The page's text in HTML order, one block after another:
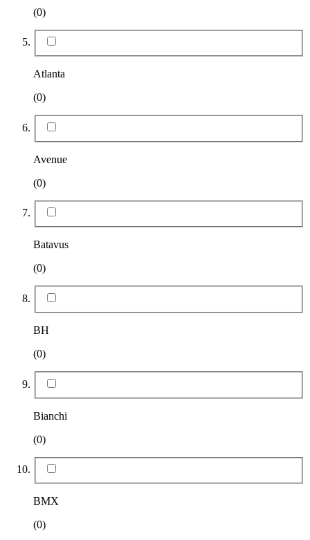
(0)
Atlanta
(0)
Avenue
(0)
Batavus
(0)
BH
(0)
Bianchi
(0)
BMX
(0)